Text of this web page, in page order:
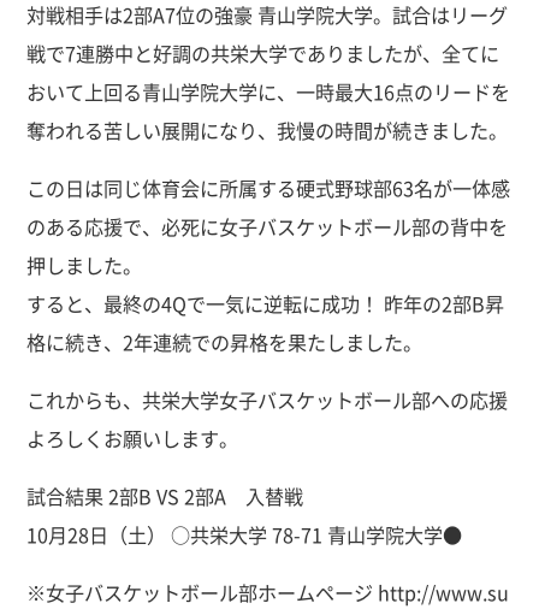
対戦相手は2部A7位の強豪 青山学院大学。試合はリーグ
戦で7連勝中と好調の共栄大学でありましたが、全てに
おいて上回る青山学院大学に、一時最大16点のリードを
奪われる苦しい展開になり、我慢の時間が続きました。
この日は同じ体育会に所属する硬式野球部63名が一体感
のある応援で、必死に女子バスケットボール部の背中を
押しました。
すると、最終の4Qで一気に逆転に成功！ 昨年の2部B昇
格に続き、2年連続での昇格を果たしました。
これからも、共栄大学女子バスケットボール部への応援
よろしくお願いします。
試合結果 2部B VS 2部A 入替戦
10月28日（土） ○共栄大学 78-71 青山学院大学●
※女子バスケットボール部ホームページ http://www.su